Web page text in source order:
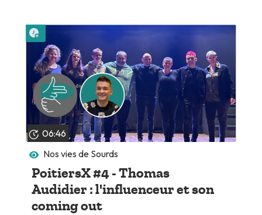
06:46
Nos vies de Sourds
PoitiersX #4 - Thomas
Audidier : l'influenceur et son
coming out
Lire plus tard